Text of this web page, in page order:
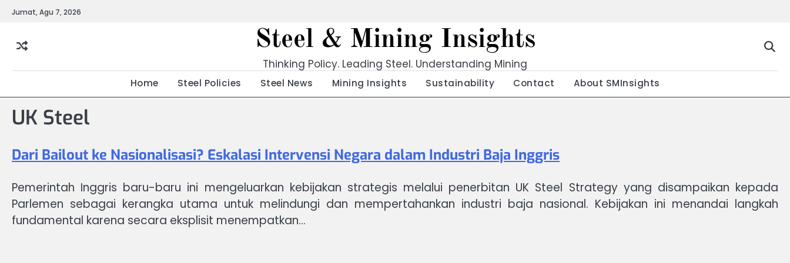
SkipJumat, Agu 7, 2026
Steel & Mining Insights
Thinking Policy. Leading Steel. Understanding Mining
Home Steel Policies Steel News Mining Insights Sustainability Contact About SMInsights
UK Steel
Dari Bailout ke Nasionalisasi? Eskalasi Intervensi Negara dalam Industri Baja Inggris
Pemerintah Inggris baru-baru ini mengeluarkan kebijakan strategis melalui penerbitan UK Steel Strategy yang disampaikan kepada
Parlemen sebagai kerangka utama untuk melindungi dan mempertahankan industri baja nasional. Kebijakan ini menandai langkah
fundamental karena secara eksplisit menempatkan…